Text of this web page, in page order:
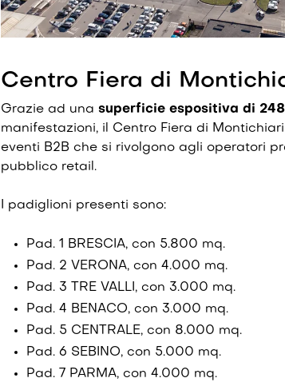
Centro Fiera di
Grazie ad una superficie espositiva di
manifestazioni, il Centro Fiera di
eventi B2B che si rivolgono agli operatori
pubblico retail.
I padiglioni presenti sono:
Pad. 1 BRESCIA, con 5.800 mq.
Pad. 2 VERONA, con 4.000 mq.
Pad. 3 TRE VALLI, con 3.000 mq.
Pad. 4 BENACO, con 3.000 mq.
Pad. 5 CENTRALE, con 8.000 mq.
Pad. 6 SEBINO, con 5.000 mq.
Pad. 7 PARMA, con 4.000 mq.